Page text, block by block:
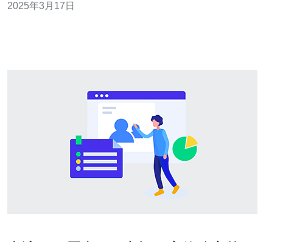
制定相应的应对策略。 虾皮台湾站的客户群主要包括以下
2025年3月17日